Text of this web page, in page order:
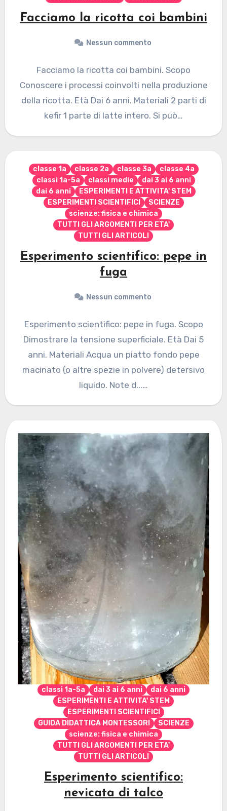
Facciamo la ricotta coi bambini
Nessun commento
Facciamo la ricotta coi bambini. Scopo
Conoscere i processi coinvolti nella produzione
della ricotta. Età Dai 6 anni. Materiali 2 parti di
kefir 1 parte di latte intero. Si può…
classe 1a classe 2a classe 3a
classe 4a
classi 1a-5a
classi medie
dai 3 ai 6 anni
dai 6 anni
ESPERIMENTI E ATTIVITA' STEM
ESPERIMENTI SCIENTIFICI
SCIENZE
scienze: fisica e chimica
TUTTI GLI ARGOMENTI PER ETA'
TUTTI GLI ARTICOLI
Esperimento scientifico: pepe in
fuga
Nessun commento
Esperimento scientifico: pepe in fuga. Scopo
Dimostrare la tensione superficiale. Età Dai 5
anni. Materiali Acqua un piatto fondo pepe
macinato (o altre spezie in polvere) detersivo
liquido. Note d...…
classi 1a-5a dai 3 ai 6 anni
dai 6 anni
ESPERIMENTI E ATTIVITA' STEM
ESPERIMENTI SCIENTIFICI
GUIDA DIDATTICA MONTESSORI
SCIENZE
scienze: fisica e chimica
TUTTI GLI ARGOMENTI PER ETA'
TUTTI GLI ARTICOLI
Esperimento scientifico:
nevicata di talco